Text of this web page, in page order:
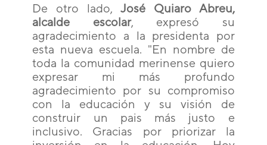
De otro lado, José Quiaro Abreu,
alcalde escolar, expresó su
agradecimiento a la presidenta por
esta nueva escuela. "En nombre de
toda la comunidad merinense quiero
expresar mi más profundo
agradecimiento por su compromiso
con la educación y su visión de
construir un pais más justo e
inclusivo. Gracias por priorizar la